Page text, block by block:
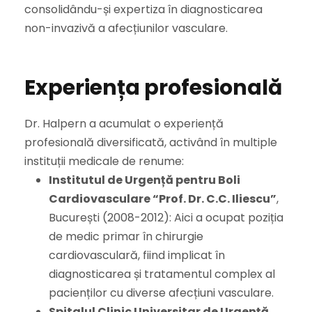
consolidându-și expertiza în diagnosticarea
non-invazivă a afecțiunilor vasculare.
Experiența profesională
Dr. Halpern a acumulat o experiență
profesională diversificată, activând în multiple
instituții medicale de renume:
Institutul de Urgență pentru Boli
Cardiovasculare “Prof. Dr. C.C. Iliescu”,
București (2008-2012): Aici a ocupat poziția
de medic primar în chirurgie
cardiovasculară, fiind implicat în
diagnosticarea și tratamentul complex al
pacienților cu diverse afecțiuni vasculare.